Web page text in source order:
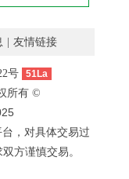
友情链接
号 51La
所有 ©
，对具体交易过
方谨慎交易。